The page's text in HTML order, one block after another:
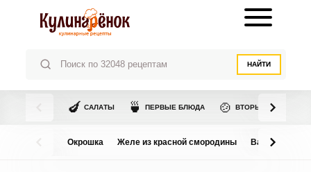
НАЙТИ
🍆 САЛАТЫ 🍵 ПЕРВЫЕ БЛЮДА 🍲 ВТОРЫЕ БЛЮДА
Окрошка Желе из красной смородины Варенье из